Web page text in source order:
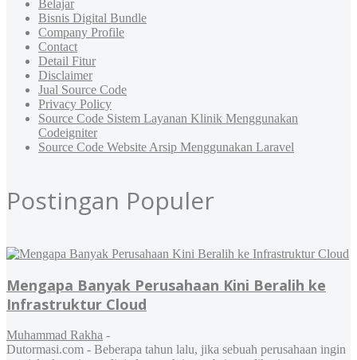
Belajar
Bisnis Digital Bundle
Company Profile
Contact
Detail Fitur
Disclaimer
Jual Source Code
Privacy Policy
Source Code Sistem Layanan Klinik Menggunakan
Codeigniter
Source Code Website Arsip Menggunakan Laravel
Postingan Populer
Mengapa Banyak Perusahaan Kini Beralih ke
Infrastruktur Cloud
Muhammad Rakha -
Dutormasi.com - Beberapa tahun lalu, jika sebuah perusahaan ingin